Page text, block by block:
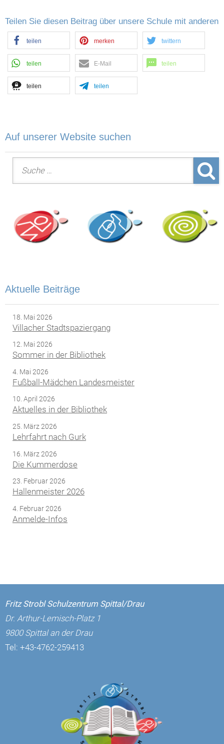
Teilen Sie diesen Beitrag über unsere Schule mit anderen
teilen merken twittern
teilen E-Mail teilen
teilen teilen
Auf unserer Website suchen
Suche nach:
Aktuelle Beiträge
18. Mai 2026
Villacher Stadtspaziergang
12. Mai 2026
Sommer in der Bibliothek
4. Mai 2026
Fußball-Mädchen Landesmeister
10. April 2026
Aktuelles in der Bibliothek
25. März 2026
Lehrfahrt nach Gurk
16. März 2026
Die Kummerdose
23. Februar 2026
Hallenmeister 2026
4. Februar 2026
Anmelde-Infos
Fritz Strobl Schulzentrum Spittal/Drau
Dr. Arthur-Lemisch-Platz 1
9800 Spittal an der Drau
Tel: +43-4762-259413